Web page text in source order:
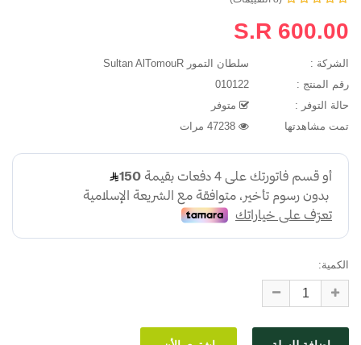
S.R 600.00
الشركة :
سلطان التمور Sultan AlTomouR
رقم المنتج :
حالة التوفر :
متوفر
تمت مشاهدتها
الكمية: